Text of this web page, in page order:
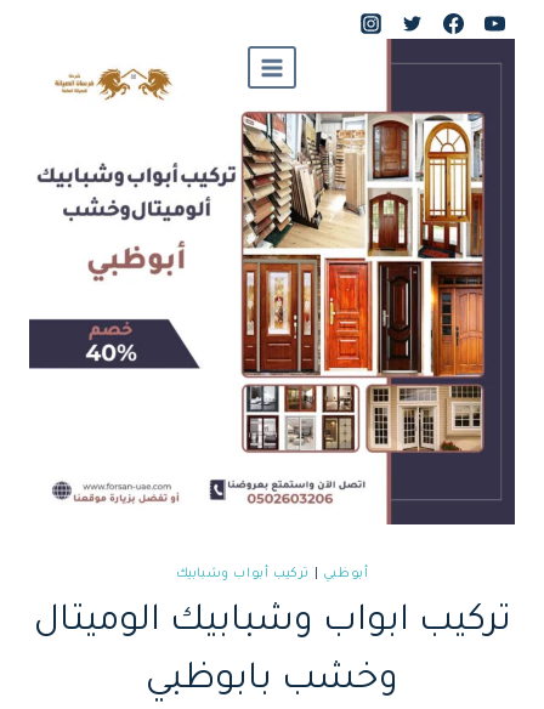
التجاوز
أبوظبي تركيب أبواب وشبابيك
تركيب ابواب وشبابيك الوميتال
وخشب بابوظبي